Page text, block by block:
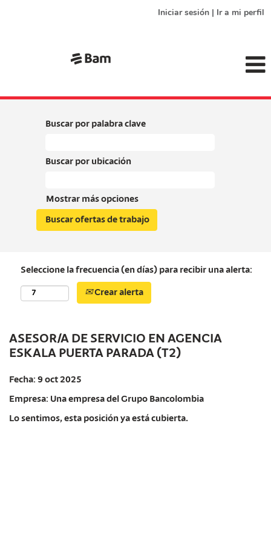
Iniciar sesión | Ir a mi perfil
Buscar por palabra clave
Buscar por ubicación
Mostrar más opciones
Seleccione la frecuencia (en días) para recibir una alerta:
Crear alerta
ASESOR/A DE SERVICIO EN AGENCIA
ESKALA PUERTA PARADA (T2)
Fecha: 9 oct 2025
Empresa: Una empresa del Grupo Bancolombia
Lo sentimos, esta posición ya está cubierta.